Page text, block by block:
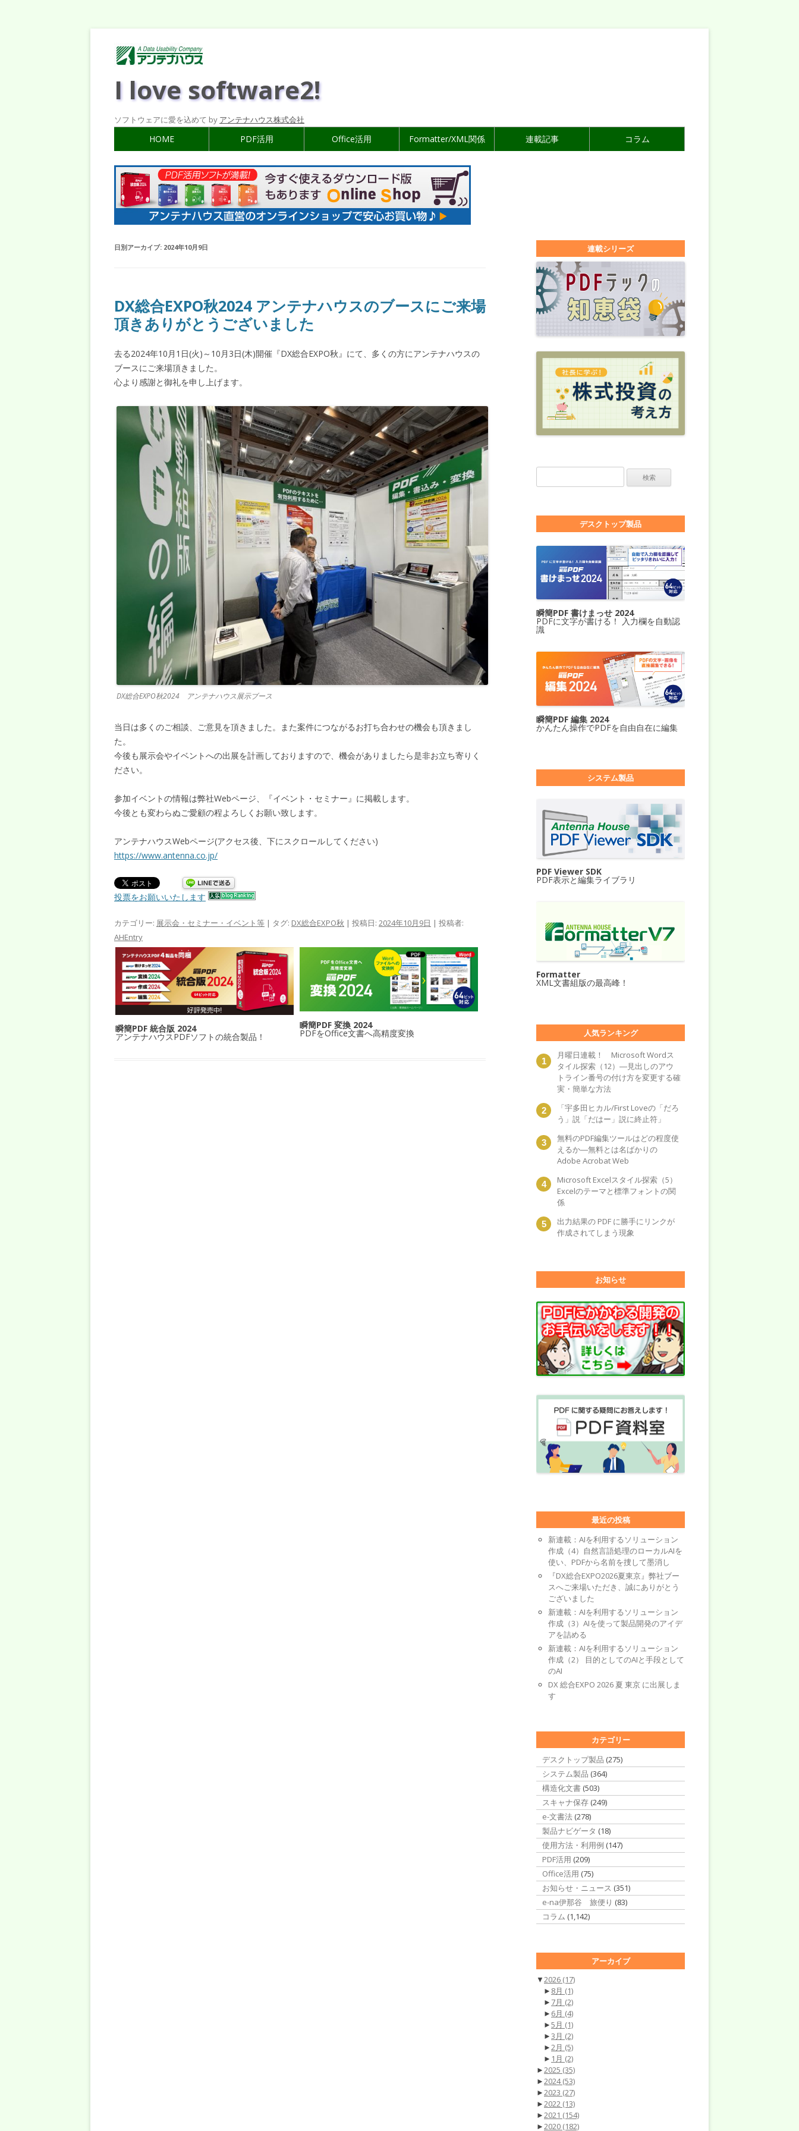
I love software2!
ソフトウェアに愛を込めて by アンテナハウス株式会社
HOME PDF活用 Office活用 Formatter/XML関係 連載記事 コラム
日別アーカイブ: 2024年10月9日
DX総合EXPO秋2024 アンテナハウスのブースにご来場
頂きありがとうございました
去る2024年10月1日(火)～10月3日(木)開催『DX総合EXPO秋』にて、多くの方にアンテナハウスの
ブースにご来場頂きました。
心より感謝と御礼を申し上げます。
DX総合EXPO秋2024 アンテナハウス展示ブース
当日は多くのご相談、ご意見を頂きました。また案件につながるお打ち合わせの機会も頂きまし
た。
今後も展示会やイベントへの出展を計画しておりますので、機会がありましたら是非お立ち寄りく
ださい。
参加イベントの情報は弊社Webページ、『イベント・セミナー』に掲載します。
今後とも変わらぬご愛顧の程よろしくお願い致します。
アンテナハウスWebページ(アクセス後、下にスクロールしてください)
https://www.antenna.co.jp/
投票をお願いいたします
カテゴリー: 展示会・セミナー・イベント等 | タグ: DX総合EXPO秋 | 投稿日: 2024年10月9日 | 投稿者:
AHEntry
瞬簡PDF 統合版 2024
アンテナハウスPDFソフトの統合製品！
瞬簡PDF 変換 2024
PDFをOffice文書へ高精度変換
連載シリーズ
デスクトップ製品
瞬簡PDF 書けまっせ 2024
PDFに文字が書ける！ 入力欄を自動認
識
瞬簡PDF 編集 2024
かんたん操作でPDFを自由自在に編集
システム製品
PDF Viewer SDK
PDF表示と編集ライブラリ
Formatter
XML文書組版の最高峰！
人気ランキング
月曜日連載！ Microsoft Wordス
タイル探索（12）―見出しのアウ
トライン番号の付け方を変更する確
実・簡単な方法
「宇多田ヒカル/First Loveの「だろ
う」説「だはー」説に終止符」
無料のPDF編集ツールはどの程度使
えるか―無料とは名ばかりの
Adobe Acrobat Web
Microsoft Excelスタイル探索（5）
Excelのテーマと標準フォントの関
係
出力結果の PDF に勝手にリンクが
作成されてしまう現象
お知らせ
最近の投稿
新連載：AIを利用するソリューション
作成（4）自然言語処理のローカルAIを
使い、PDFから名前を捜して墨消し
『DX総合EXPO2026夏東京』弊社ブー
スへご来場いただき、誠にありがとう
ございました
新連載：AIを利用するソリューション
作成（3）AIを使って製品開発のアイデ
アを詰める
新連載：AIを利用するソリューション
作成（2） 目的としてのAIと手段として
のAI
DX 総合EXPO 2026 夏 東京 に出展しま
す
カテゴリー
デスクトップ製品 (275)
システム製品 (364)
構造化文書 (503)
スキャナ保存 (249)
e-文書法 (278)
製品ナビゲータ (18)
使用方法・利用例 (147)
PDF活用 (209)
Office活用 (75)
お知らせ・ニュース (351)
e-na伊那谷 旅便り (83)
コラム (1,142)
アーカイブ
▼2026 (17)
► 8月 (1)
► 7月 (2)
► 6月 (4)
►5月 (1)
►3月 (2)
►2月 (5)
► 1月 (2)
►2025 (35)
►2024(53)
►2023 (27)
►2022 (13)
►2021 (154)
►2020 (182)